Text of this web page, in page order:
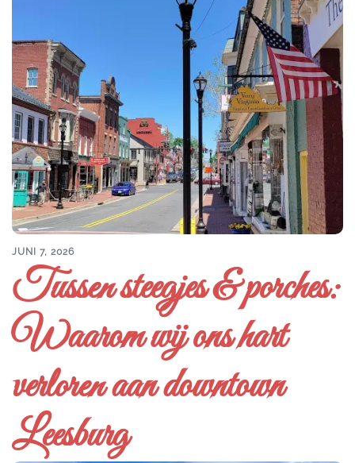
JUNI 7, 2026
Tussen steegjes & porches:
Waarom wij ons hart
verloren aan downtown
Leesburg